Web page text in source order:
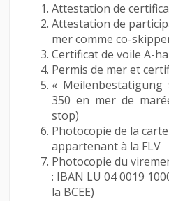
Attestation de
Attestation de
mer comme co-
Certificat de voile A-
Permis de mer et
«
350 en mer de
stop)
Photocopie de la
appartenant à la FLV
Photocopie du
: IBAN LU 04 0019
la BCEE)